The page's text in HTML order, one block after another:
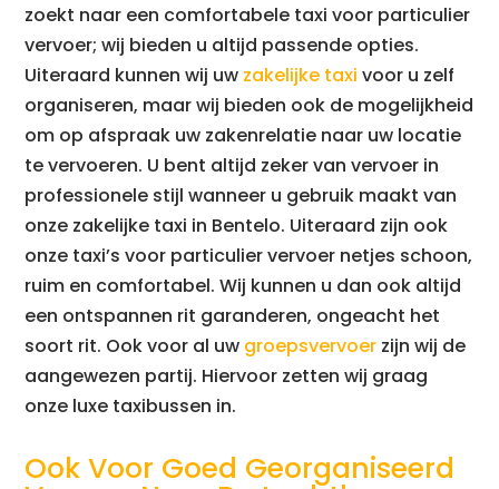
zoekt naar een comfortabele taxi voor particulier
vervoer; wij bieden u altijd passende opties.
Uiteraard kunnen wij uw zakelijke taxi voor u zelf
organiseren, maar wij bieden ook de mogelijkheid
om op afspraak uw zakenrelatie naar uw locatie
te vervoeren. U bent altijd zeker van vervoer in
professionele stijl wanneer u gebruik maakt van
onze zakelijke taxi in Bentelo. Uiteraard zijn ook
onze taxi’s voor particulier vervoer netjes schoon,
ruim en comfortabel. Wij kunnen u dan ook altijd
een ontspannen rit garanderen, ongeacht het
soort rit. Ook voor al uw groepsvervoer zijn wij de
aangewezen partij. Hiervoor zetten wij graag
onze luxe taxibussen in.
Ook Voor Goed Georganiseerd